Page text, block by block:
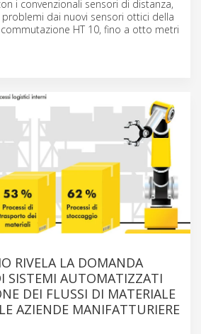
i convenzionali sensori di distanza,
dai nuovi sensori ottici della
HT 10, fino a otto metri
RIVELA LA DOMANDA
SISTEMI AUTOMATIZZATI
DEI FLUSSI DI MATERIALE
AZIENDE MANIFATTURIERE